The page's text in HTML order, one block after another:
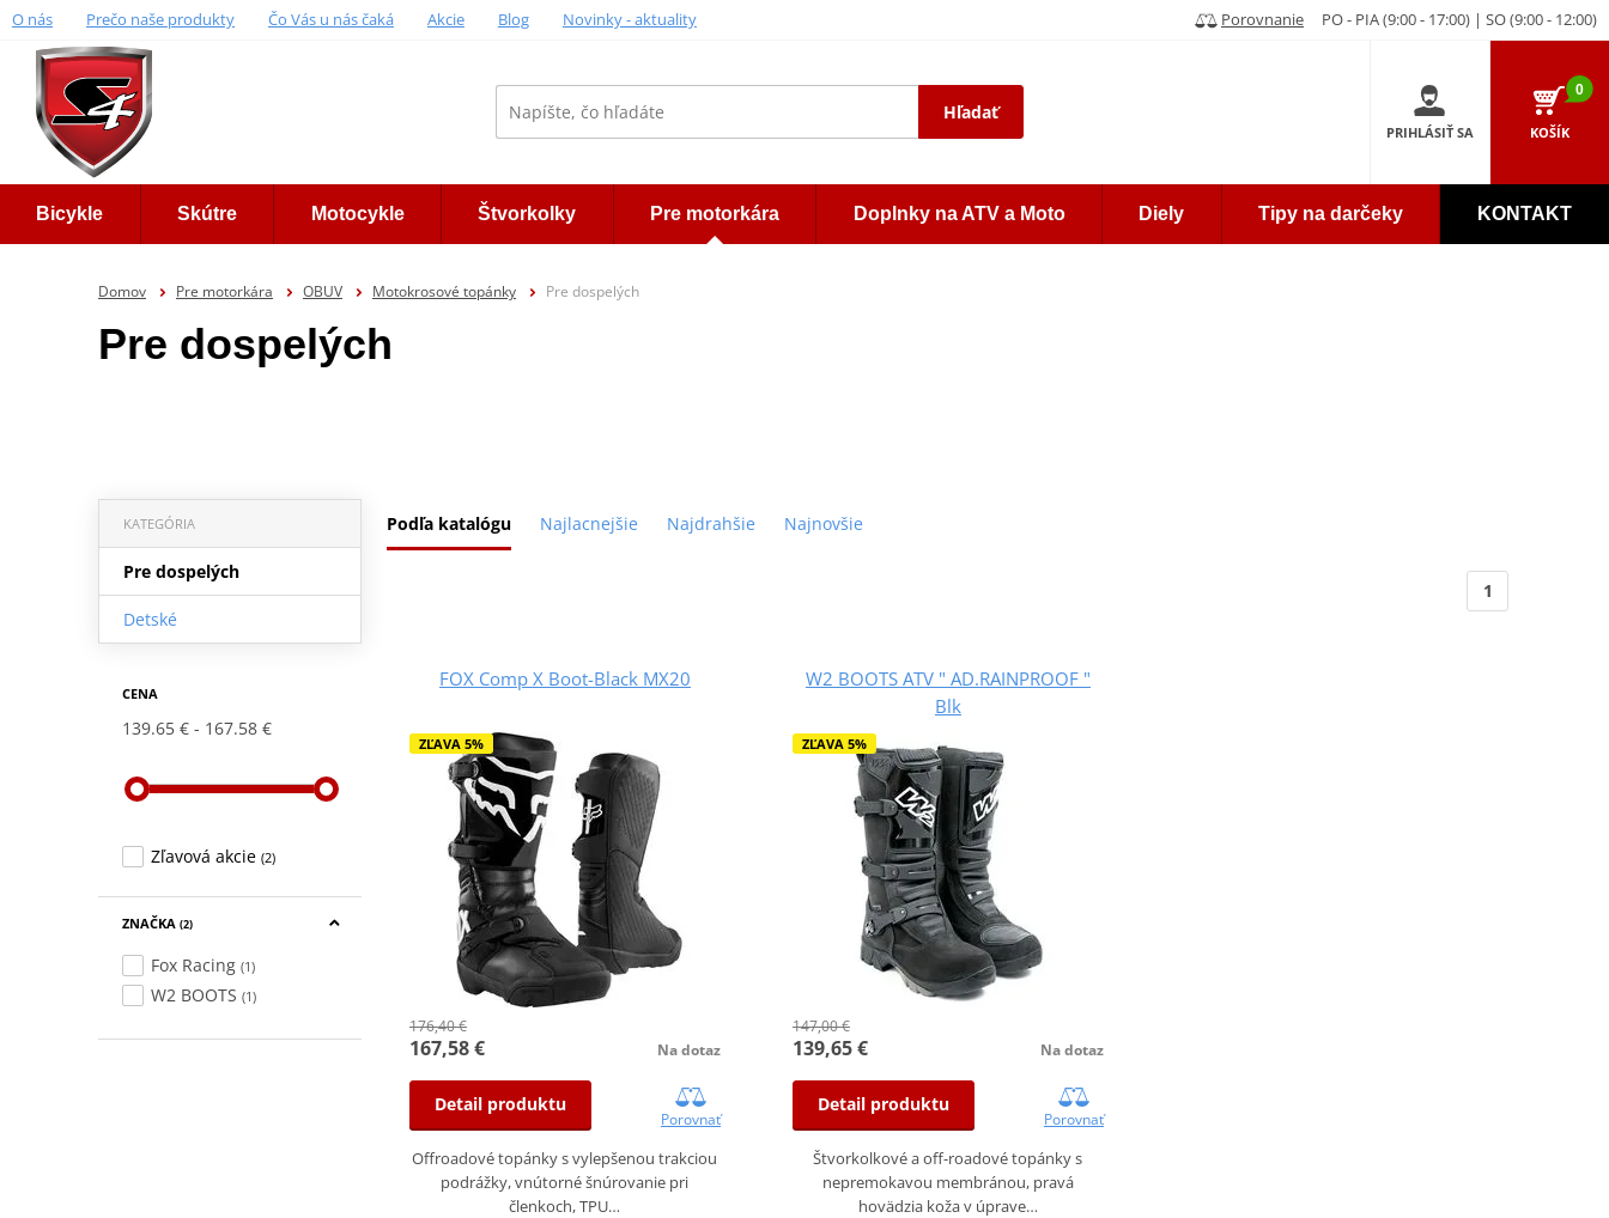
O nás Prečo naše produkty Čo Vás u nás čaká Akcie Blog Novinky - aktuality Porovnanie PO - PIA (9:00 - 17:00) | SO (9:00 - 12:00)
Hľadať
PRIHLÁSIŤ SA
0
KOŠÍK
Bicykle Skútre Motocykle Štvorkolky Pre motorkára Doplnky na ATV a Moto Diely Tipy na darčeky KONTAKT
Domov Pre motorkára OBUV Motokrosové topánky Pre dospelých
Pre dospelých
Podľa katalógu Najlacnejšie Najdrahšie Najnovšie
KATEGÓRIA
Pre dospelých
Detské
CENA
139.65 € 167.58 €
Zľavová akcie (2)
ZNAČKA (2)
Fox Racing (1)
W2 BOOTS (1)
1
FOX Comp X Boot-Black MX20
ZĽAVA 5%
176,40 €
167,58 € Na dotaz
Detail produktu
Porovnať
Offroadové topánky s vylepšenou trakciou
podrážky, vnútorné šnúrovanie pri
členkoch, TPU…
W2 BOOTS ATV " AD.RAINPROOF "
Blk
ZĽAVA 5%
147,00 €
139,65 € Na dotaz
Detail produktu
Porovnať
Štvorkolkové a off-roadové topánky s
nepremokavou membránou, pravá
hovädzia koža v úprave…